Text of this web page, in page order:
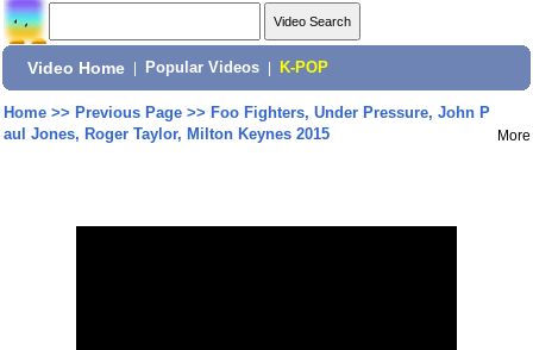
Video Home Popular Videos K-POP
Home>> Previous Page>> Foo Fighters, Under Pressure, John P
aul Jones, Roger Taylor, Milton Keynes 2015
More